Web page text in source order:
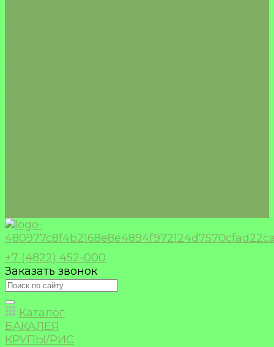
+7 (4822) 452-000
Заказать звонок
Каталог
БАКАЛЕЯ
КРУПЫ/РИС